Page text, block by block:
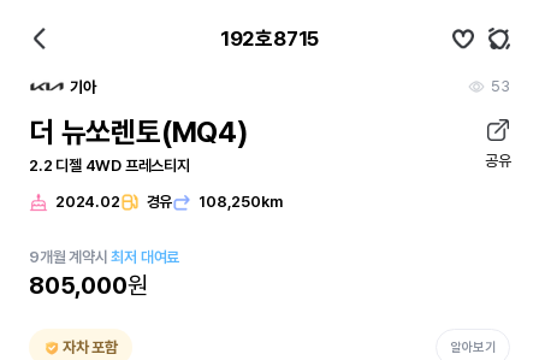
192호8715
기아 53
더 뉴쏘렌토(MQ4)
2.2 디젤 4WD 프레스티지 공유
2024.02 경유 108,250km
9개월 계약시최저 대여료
805,000원
자차 포함 알아보기